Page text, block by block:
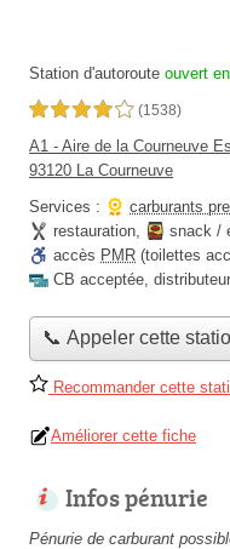
Station d'autoroute ouvert
4,0 étoiles sur 5 (1538)
A1 - Aire de la Courneuve
93120 La Courneuve
Services :
carburants
restauration, snack /
accès PMR (toilettes
CB acceptée,
📞 Appeler cette
Recommander cette
Améliorer cette fiche
Infos pénurie
Pénurie de carburant